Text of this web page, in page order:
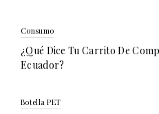
Consumo
¿Qué Dice Tu Carrito De
Ecuador?
Botella PET